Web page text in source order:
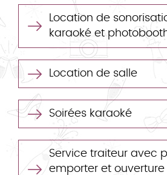
Location de
karaoké et
Location de salle
Soirées karaoké
Service traiteur avec
emporter et ouverture